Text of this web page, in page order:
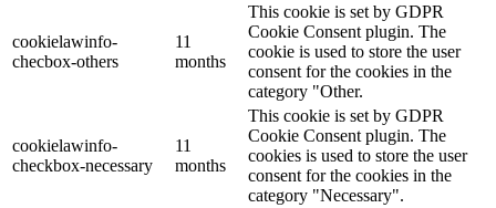
cookielawinfo-
checbox-others
11
months
This cookie is set by GDPR
Cookie Consent plugin. The
cookie is used to store the user
consent for the cookies in the
category "Other.
cookielawinfo-
checkbox-necessary
11
months
This cookie is set by GDPR
Cookie Consent plugin. The
cookies is used to store the user
consent for the cookies in the
category "Necessary".